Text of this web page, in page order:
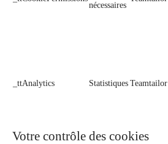
nécessaires
_ttAnalytics Statistiques Teamtailor
Votre contrôle des cookies